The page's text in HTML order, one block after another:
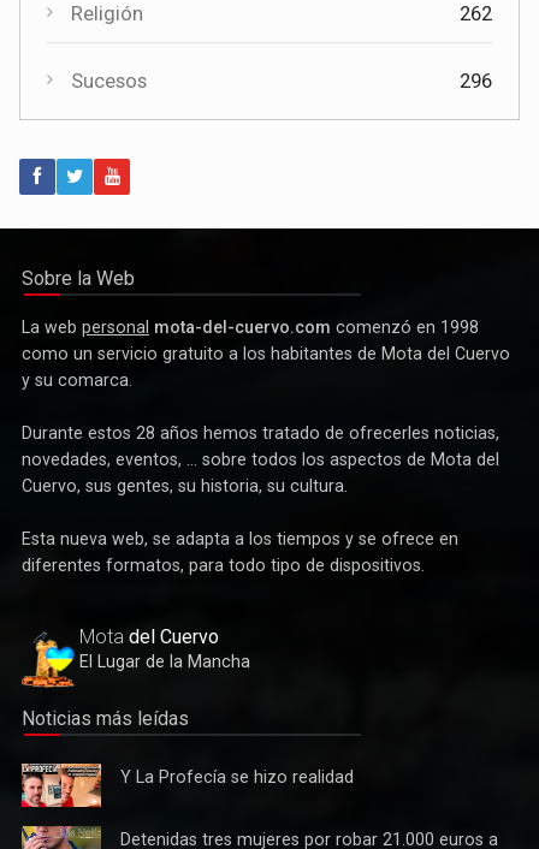
Política
Deportes
Herrada materializa en su trofeo para escuelas
Religión 262
Sucesos 296
Sobre la Web
La web personal mota-del-cuervo.com comenzó en 1998
como un servicio gratuito a los habitantes de Mota del Cuervo
y su comarca.
Durante estos 28 años hemos tratado de ofrecerles noticias,
novedades, eventos, ... sobre todos los aspectos de Mota del
Cuervo, sus gentes, su historia, su cultura.
Esta nueva web, se adapta a los tiempos y se ofrece en
diferentes formatos, para todo tipo de dispositivos.
Mota del Cuervo
El Lugar de la Mancha
Noticias más leídas
Y La
Profecía
se hizo
Y La Profecía se hizo realidad
Detenidas
Detenidas tres mujeres por robar 21.000 euros a